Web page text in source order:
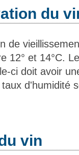
du
de
12° et 14°C.
ci doit avoir
d'humidité
vin